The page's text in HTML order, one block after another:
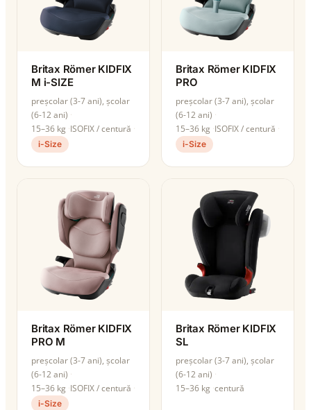
Britax Römer KIDFIX
M i-SIZE
preșcolar (3-7 ani), școlar
(6-12 ani)
15–36 kg ISOFIX / centură
i-Size
Britax Römer KIDFIX
PRO
preșcolar (3-7 ani), școlar
(6-12 ani)
15–36 kg ISOFIX / centură
i-Size
Britax Römer KIDFIX
PRO M
preșcolar (3-7 ani), școlar
(6-12 ani)
15–36 kg ISOFIX / centură
i-Size
Britax Römer KIDFIX
SL
preșcolar (3-7 ani), școlar
(6-12 ani)
15–36 kg centură